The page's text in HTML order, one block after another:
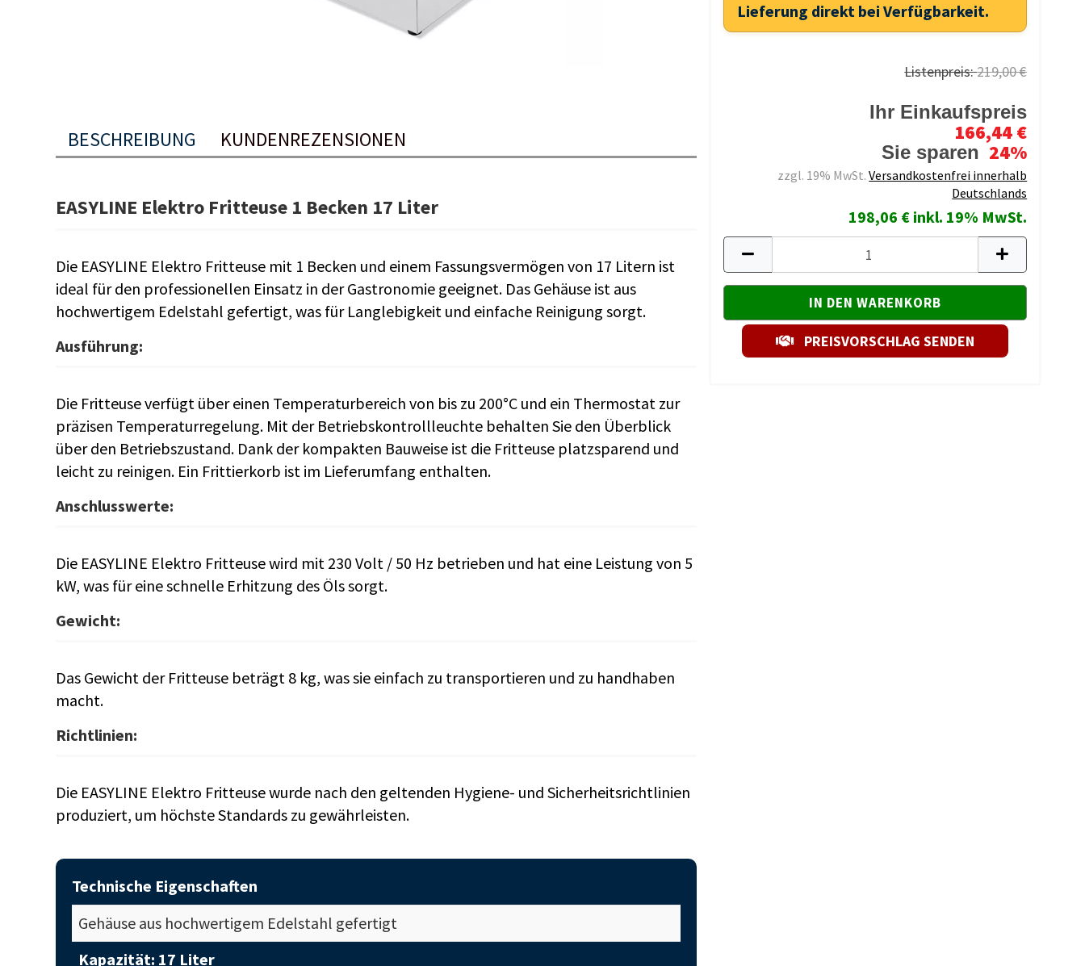
Lieferung direkt bei Verfügbarkeit.
Listenpreis:219,00 €
Ihr Einkaufspreis
166,44 €
Sie sparen 24%
zzgl. 19% MwSt.Versandkostenfrei innerhalb
Deutschlands
198,06 € inkl. 19% MwSt.
PREISVORSCHLAG SENDEN
BESCHREIBUNG KUNDENREZENSIONEN
EASYLINE Elektro Fritteuse 1 Becken 17 Liter
Die EASYLINE Elektro Fritteuse mit 1 Becken und einem Fassungsvermögen von 17 Litern ist
ideal für den professionellen Einsatz in der Gastronomie geeignet. Das Gehäuse ist aus
hochwertigem Edelstahl gefertigt, was für Langlebigkeit und einfache Reinigung sorgt.
Ausführung:
Die Fritteuse verfügt über einen Temperaturbereich von bis zu 200°C und ein Thermostat zur
präzisen Temperaturregelung. Mit der Betriebskontrollleuchte behalten Sie den Überblick
über den Betriebszustand. Dank der kompakten Bauweise ist die Fritteuse platzsparend und
leicht zu reinigen. Ein Frittierkorb ist im Lieferumfang enthalten.
Anschlusswerte:
Die EASYLINE Elektro Fritteuse wird mit 230 Volt / 50 Hz betrieben und hat eine Leistung von 5
kW, was für eine schnelle Erhitzung des Öls sorgt.
Gewicht:
Das Gewicht der Fritteuse beträgt 8 kg, was sie einfach zu transportieren und zu handhaben
macht.
Richtlinien:
Die EASYLINE Elektro Fritteuse wurde nach den geltenden Hygiene- und Sicherheitsrichtlinien
produziert, um höchste Standards zu gewährleisten.
Technische Eigenschaften
Gehäuse aus hochwertigem Edelstahl gefertigt
Kapazität: 17 Liter